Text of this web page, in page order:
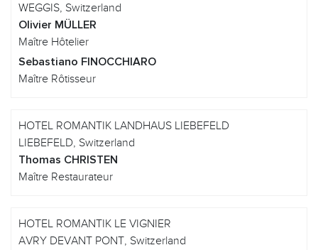
WEGGIS, Switzerland
Olivier MÜLLER
Maître Hôtelier
Sebastiano FINOCCHIARO
Maître Rôtisseur
HOTEL ROMANTIK LANDHAUS LIEBEFELD
LIEBEFELD, Switzerland
Thomas CHRISTEN
Maître Restaurateur
HOTEL ROMANTIK LE VIGNIER
AVRY DEVANT PONT, Switzerland